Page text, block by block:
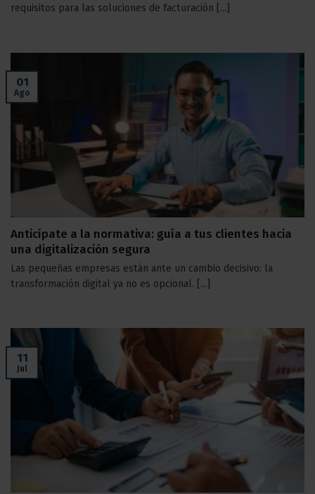
requisitos para las soluciones de facturación [...]
Anticípate a la normativa: guía a tus clientes hacia
una digitalización segura
Las pequeñas empresas están ante un cambio decisivo: la
transformación digital ya no es opcional. [...]
01
Ago
11
Jul